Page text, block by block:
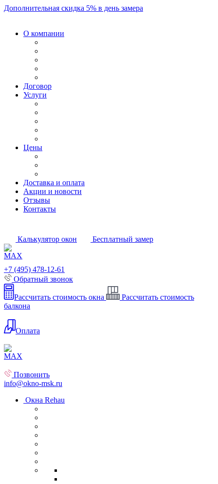
Дополнительная скидка 5% в день замера
О компании
Договор
Услуги
Цены
Доставка и оплата
Акции и новости
Отзывы
Контакты
Калькулятор окон Бесплатный замер
+7 (495) 478-12-61
Обратный звонок
Рассчитать стоимость окна
Рассчитать стоимость
балкона
Оплата
Позвонить
info@okno-msk.ru
Окна Rehau